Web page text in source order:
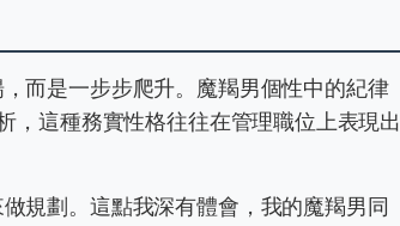
而是一步步爬升。魔羯男個性中的紀律
，這種務實性格往往在管理職位上表現出
規劃。這點我深有體會，我的魔羯男同